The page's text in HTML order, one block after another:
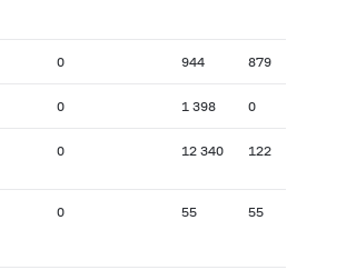
0 944 879
0 1 398 0
0 12 340 122
0 55 55